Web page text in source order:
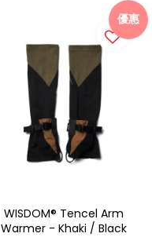
優惠
WISDOM® Tencel Arm
Warmer - Khaki / Black